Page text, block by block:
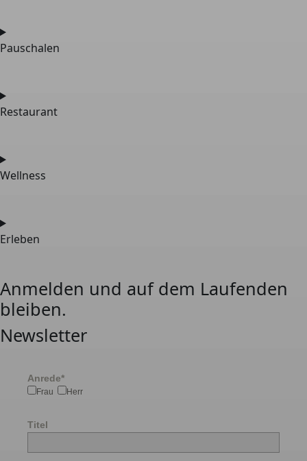
Pauschalen
Restaurant
Wellness
Erleben
Anmelden und auf dem Laufenden
bleiben.
Newsletter
Anrede*
Frau Herr
Titel